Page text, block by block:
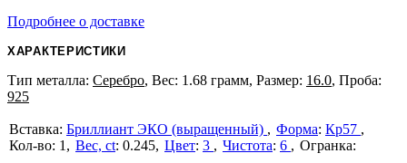
Подробнее о доставке
ХАРАКТЕРИСТИКИ
Тип металла: Серебро, Вес: 1.68 грамм, Размер: 16.0, Проба:
925
Бриллиант ЭКО (выращенный) Форма: Кр57
1
Вес, ct: 0.245 Цвет: 3 Чистота: 6